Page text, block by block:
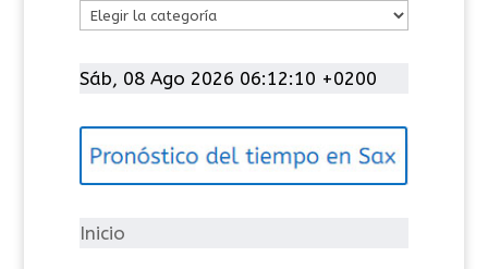
t
g
í
Sáb, 08 Ago 2026 06:12:10 +0200
Inicio